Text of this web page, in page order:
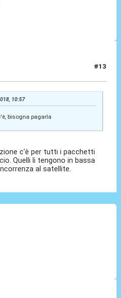
#13
10:57
bisogna pagarla
c'è per tutti i pacchetti
Quelli li tengono in bassa
al satellite.